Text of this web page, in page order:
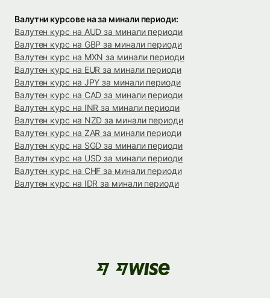
Валутни курсове на за минали периоди:
Валутен курс на AUD за минали периоди
Валутен курс на GBP за минали периоди
Валутен курс на MXN за минали периоди
Валутен курс на EUR за минали периоди
Валутен курс на JPY за минали периоди
Валутен курс на CAD за минали периоди
Валутен курс на INR за минали периоди
Валутен курс на NZD за минали периоди
Валутен курс на ZAR за минали периоди
Валутен курс на SGD за минали периоди
Валутен курс на USD за минали периоди
Валутен курс на CHF за минали периоди
Валутен курс на IDR за минали периоди